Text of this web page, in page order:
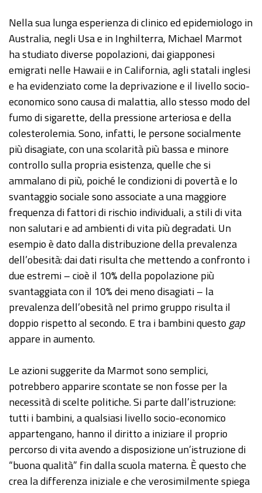
Nella sua lunga esperienza di clinico ed epidemiologo in
Australia, negli Usa e in Inghilterra, Michael Marmot
ha studiato diverse popolazioni, dai giapponesi
emigrati nelle Hawaii e in California, agli statali inglesi
e ha evidenziato come la deprivazione e il livello socio-
economico sono causa di malattia, allo stesso modo del
fumo di sigarette, della pressione arteriosa e della
colesterolemia. Sono, infatti, le persone socialmente
più disagiate, con una scolarità più bassa e minore
controllo sulla propria esistenza, quelle che si
ammalano di più, poiché le condizioni di povertà e lo
svantaggio sociale sono associate a una maggiore
frequenza di fattori di rischio individuali, a stili di vita
non salutari e ad ambienti di vita più degradati. Un
esempio è dato dalla distribuzione della prevalenza
dell’obesità: dai dati risulta che mettendo a confronto i
due estremi – cioè il 10% della popolazione più
svantaggiata con il 10% dei meno disagiati – la
prevalenza dell’obesità nel primo gruppo risulta il
doppio rispetto al secondo. E tra i bambini questo gap
appare in aumento.
Le azioni suggerite da Marmot sono semplici,
potrebbero apparire scontate se non fosse per la
necessità di scelte politiche. Si parte dall’istruzione:
tutti i bambini, a qualsiasi livello socio-economico
appartengano, hanno il diritto a iniziare il proprio
percorso di vita avendo a disposizione un’istruzione di
“buona qualità” fin dalla scuola materna. È questo che
crea la differenza iniziale e che verosimilmente spiega